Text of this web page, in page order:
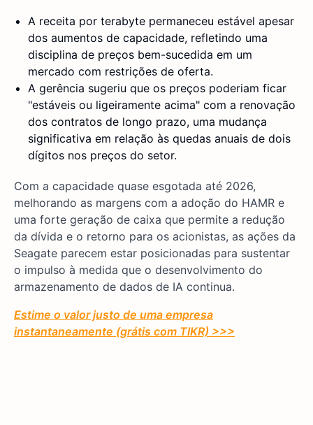
A receita por terabyte permaneceu estável apesar
dos aumentos de capacidade, refletindo uma
disciplina de preços bem-sucedida em um
mercado com restrições de oferta.
A gerência sugeriu que os preços poderiam ficar
"estáveis ou ligeiramente acima" com a renovação
dos contratos de longo prazo, uma mudança
significativa em relação às quedas anuais de dois
dígitos nos preços do setor.
Com a capacidade quase esgotada até 2026,
melhorando as margens com a adoção do HAMR e
uma forte geração de caixa que permite a redução
da dívida e o retorno para os acionistas, as ações da
Seagate parecem estar posicionadas para sustentar
o impulso à medida que o desenvolvimento do
armazenamento de dados de IA continua.
Estime o valor justo de uma empresa
instantaneamente (grátis com TIKR) >>>